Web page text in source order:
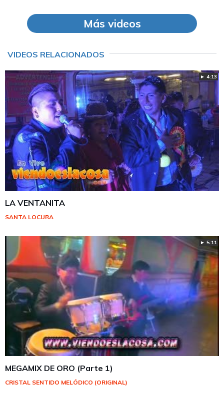
Más videos
VIDEOS RELACIONADOS
► 4:13
LA VENTANITA
SANTA LOCURA
► 5:11
MEGAMIX DE ORO (Parte 1)
CRISTAL SENTIDO MELÓDICO (ORIGINAL)